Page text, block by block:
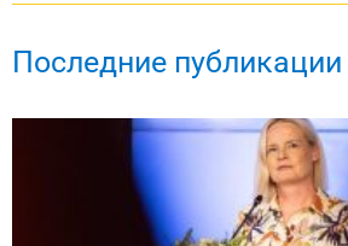
Последние публикации